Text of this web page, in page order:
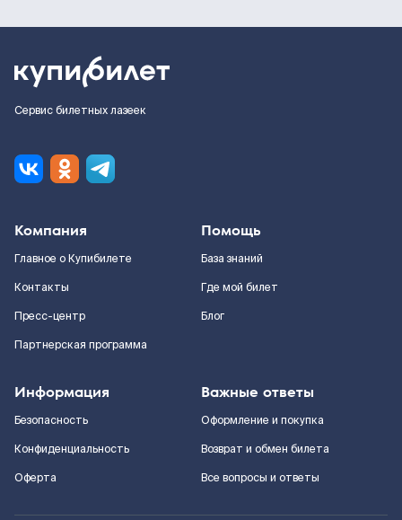
Сервис билетных лазеек
Компания
Главное о Купибилете
Контакты
Пресс-центр
Партнерская программа
Помощь
База знаний
Где мой билет
Блог
Информация
Безопасность
Конфиденциальность
Оферта
Важные ответы
Оформление и покупка
Возврат и обмен билета
Все вопросы и ответы